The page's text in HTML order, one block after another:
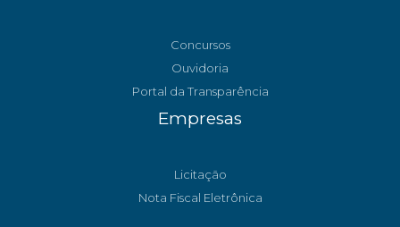
Concursos
Ouvidoria
Portal da Transparência
Empresas
Licitação
Nota Fiscal Eletrônica